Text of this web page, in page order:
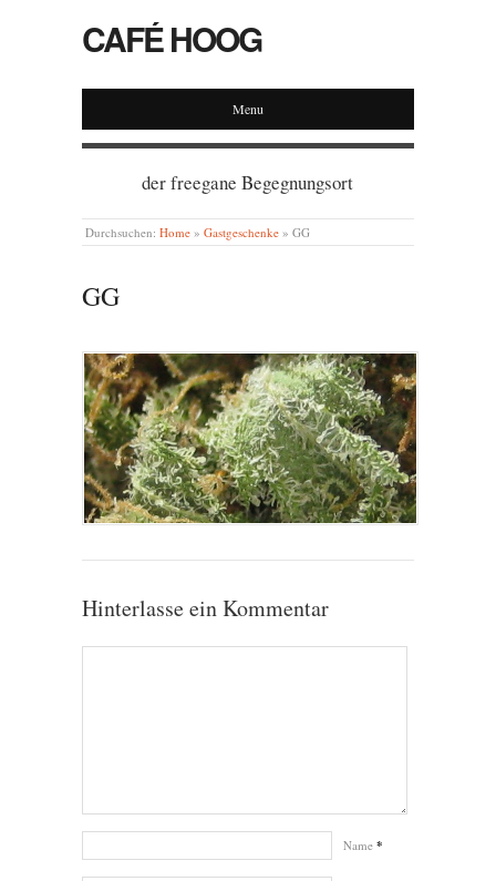
CAFÉ HOOG
Menu
der freegane Begegnungsort
Durchsuchen: Home » Gastgeschenke » GG
GG
Hinterlasse ein Kommentar
Name *